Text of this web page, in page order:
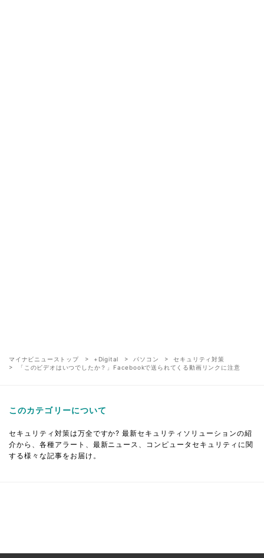
マイナビニューストップ +Digital パソコン
セキュリティ対策
「このビデオはいつでしたか？」Facebookで送られてくる動画リンクに注意
このカテゴリーについて
セキュリティ対策は万全ですか? 最新セキュリティソリューションの紹
介から、各種アラート、最新ニュース、コンピュータセキュリティに関
する様々な記事をお届け。